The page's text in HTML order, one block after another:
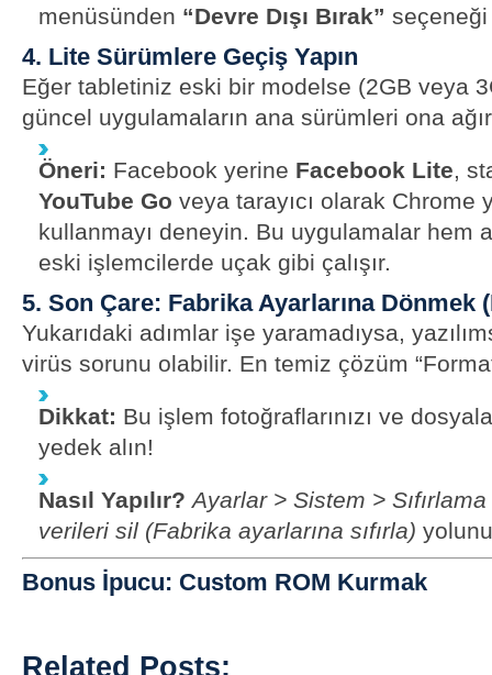
menüsünden “Devre Dışı Bırak”
4. Lite Sürümlere Geçiş Yapın
Eğer tabletiniz eski bir modelse (2GB veya
güncel uygulamaların ana sürümleri ona
Öneri: Facebook yerine Facebook Lite,
YouTube Go veya tarayıcı olarak Chrome
kullanmayı deneyin. Bu uygulamalar hem
eski işlemcilerde uçak gibi çalışır.
5. Son Çare: Fabrika Ayarlarına Dönmek
Yukarıdaki adımlar işe yaramadıysa,
virüs sorunu olabilir. En temiz çözüm
Dikkat: Bu işlem fotoğraflarınızı ve
yedek alın!
Nasıl Yapılır? Ayarlar > Sistem >
verileri sil (Fabrika ayarlarına sıfırla)
Bonus İpucu: Custom ROM Kurmak
Related Posts: